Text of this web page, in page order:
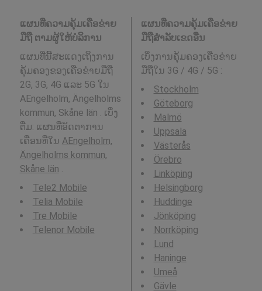
ແຜນທີ່ຄວາມຄຸ້ມເຄືອຂ່າຍ
ມືຖື ຕາມຜູ້ໃຫ້ບໍລິການ
ແຜນທີ່ນີ້ສະແດງເຖິງການ
ຄຸ້ມຄອງຂອງເຄືອຂ່າຍມືຖື
2G, 3G, 4G ແລະ 5G ໃນ
AEngelholm, Ängelholms
kommun, Skåne län . ເບິ່ງ
ຕື່ມ: ແຜນທີ່ອັດຕາການ
ເຄື່ອນທີ່ໃນ AEngelholm,
Ängelholms kommun,
Skåne län .
Tele2 Mobile
Telia Mobile
Tre Mobile
Telenor Mobile
ແຜນທີ່ຄວາມຄຸ້ມເຄືອຂ່າຍ
ມືຖືສໍາລັບເຂດອື່ນ
ເບິ່ງການຄຸ້ມຄອງເຄືອຂ່າຍ
ມືຖືໃນ 3G / 4G / 5G :
Stockholm
Göteborg
Malmö
Uppsala
Västerås
Örebro
Linköping
Helsingborg
Huddinge
Jönköping
Norrköping
Lund
Haninge
Umeå
Gävle